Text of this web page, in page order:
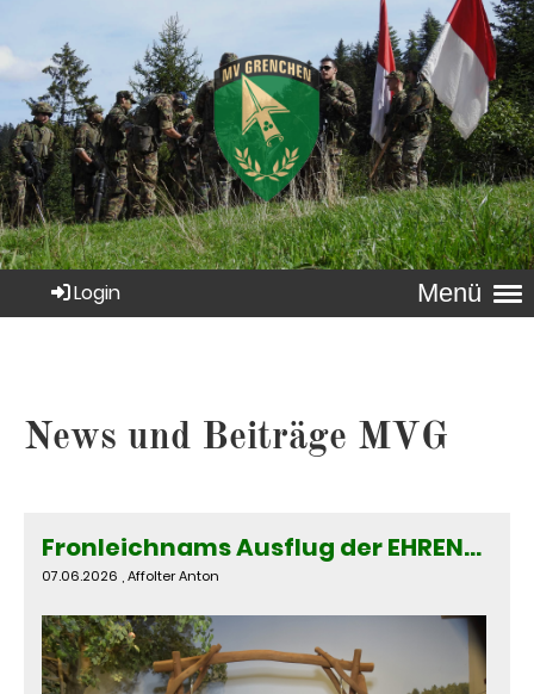
Menü
Login
News und Beiträge MVG
Fronleichnams Ausflug der EHRENGARDE mit den Damen am 4. Juni 2026
07.06.2026 , Affolter Anton